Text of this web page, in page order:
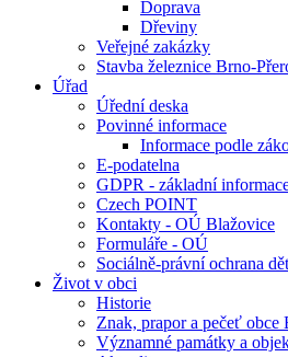
Doprava
Dřeviny
Veřejné zakázky
Stavba železnice Brno-
Úřad
Úřední deska
Povinné informace
Informace podle
E-podatelna
GDPR - základní
Czech POINT
Kontakty - OÚ Blažovice
Formuláře - OÚ
Sociálně-právní ochrana
Život v obci
Historie
Znak, prapor a pečeť obce
Významné památky a